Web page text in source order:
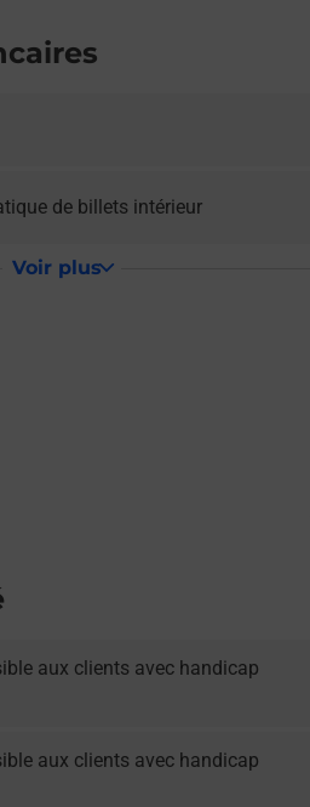
de billets intérieur
Voir plus
aux clients avec handicap
aux clients avec handicap